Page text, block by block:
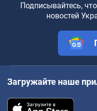
Подписывайтесь,
новостей
Загружайте наше